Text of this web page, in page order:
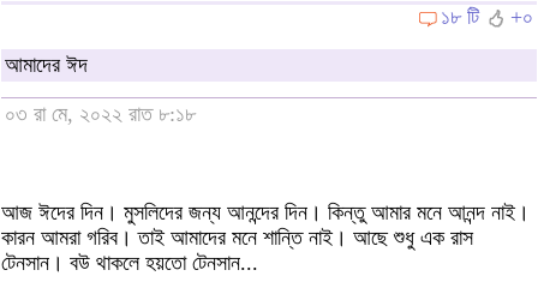
১৮ টি
+০
আমাদের ঈদ
০৩ রা মে, ২০২২ রাত ৮:১৮
আজ ঈদের দিন। মুসলিদের জন্য আনন্দের দিন। কিন্তু আমার মনে আনন্দ নাই।
কারন আমরা গরিব। তাই আমাদের মনে শান্তি নাই। আছে শুধু এক রাস
টেনসান। বউ থাকলে হয়তো টেনসান...